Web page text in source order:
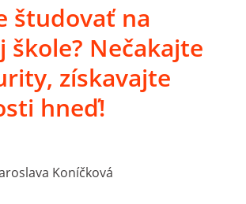
študovať na
škole? Nečakajte
získavajte
hneď!
Koníčková